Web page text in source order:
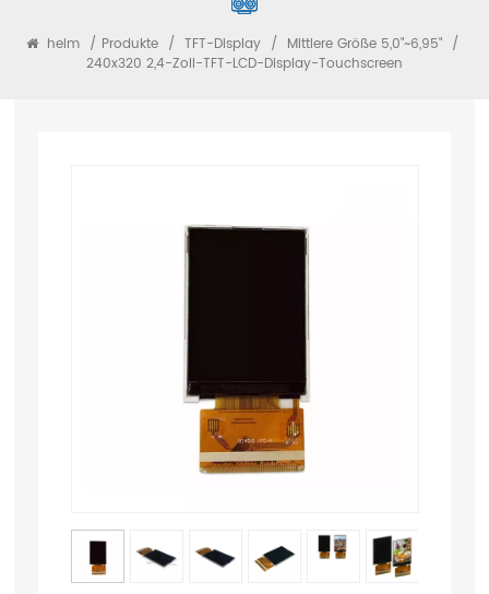
heim / Produkte / TFT-Display / Mittlere Größe 5,0"~6,95" /
240x320 2,4-Zoll-TFT-LCD-Display-Touchscreen